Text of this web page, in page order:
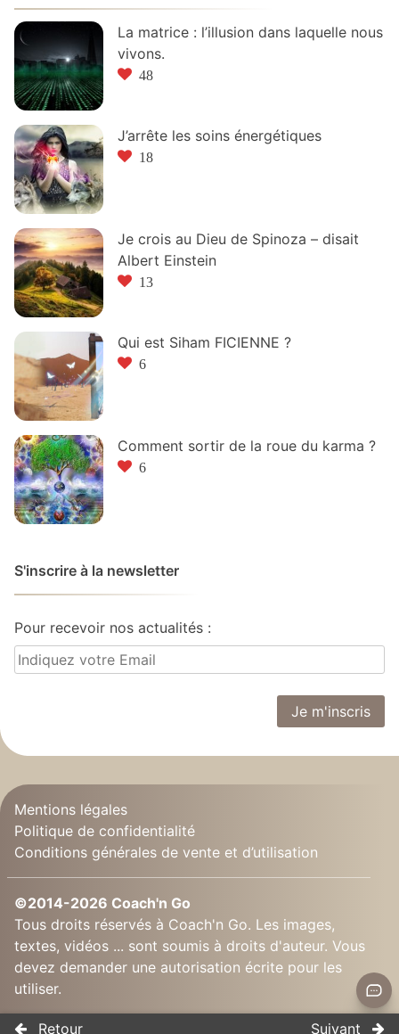
La matrice : l’illusion dans laquelle nous
vivons.
48
J’arrête les soins énergétiques
18
Je crois au Dieu de Spinoza – disait
Albert Einstein
13
Qui est Siham FICIENNE ?
6
Comment sortir de la roue du karma ?
6
S'inscrire à la newsletter
Pour recevoir nos actualités :
Mentions légales
Politique de confidentialité
Conditions générales de vente et d’utilisation
©2014-2026 Coach'n Go
Tous droits réservés à Coach'n Go. Les images,
textes, vidéos ... sont soumis à droits d'auteur. Vous
devez demander une autorisation écrite pour les
utiliser.